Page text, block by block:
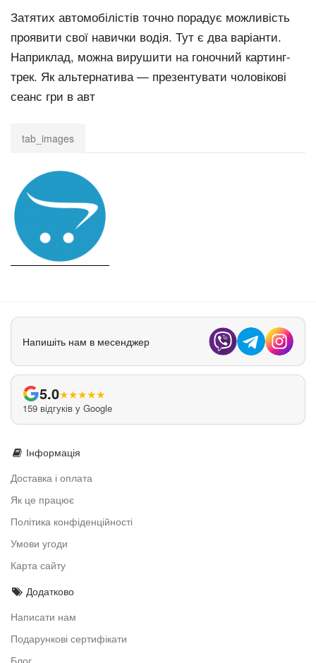
Затятих автомобілістів точно порадує можливість
проявити свої навички водія. Тут є два варіанти.
Наприклад, можна вирушити на гоночний картинг-
трек. Як альтернатива — презентувати чоловікові
сеанс гри в авт
tab_images
Напишіть нам в месенджер
5.0★★★★★
159 відгуків у Google
Інформація
Доставка і оплата
Як це працює
Політика конфіденційності
Умови угоди
Карта сайту
Додатково
Написати нам
Подарункові сертифікати